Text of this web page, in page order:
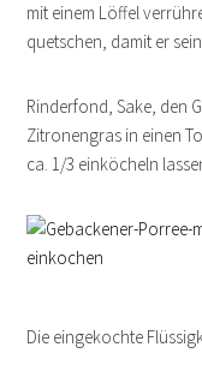
mit einem Löffel
quetschen, damit er
Rinderfond, Sake, den
Zitronengras in einen
ca. 1/3 einköcheln
Die eingekochte